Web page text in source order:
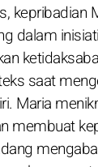
kepribadian
dalam
saat
Maria
membuat